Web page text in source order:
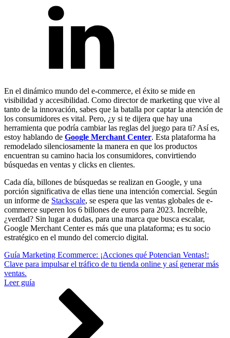
En el dinámico mundo del e-commerce, el éxito se mide en
visibilidad y accesibilidad. Como director de marketing que vive al
tanto de la innovación, sabes que la batalla por captar la atención de
los consumidores es vital. Pero, ¿y si te dijera que hay una
herramienta que podría cambiar las reglas del juego para ti? Así es,
estoy hablando de Google Merchant Center. Esta plataforma ha
remodelado silenciosamente la manera en que los productos
encuentran su camino hacia los consumidores, convirtiendo
búsquedas en ventas y clicks en clientes.
Cada día, billones de búsquedas se realizan en Google, y una
porción significativa de ellas tiene una intención comercial. Según
un informe de Stackscale, se espera que las ventas globales de e-
commerce superen los 6 billones de euros para 2023. Increíble,
¿verdad? Sin lugar a dudas, para una marca que busca escalar,
Google Merchant Center es más que una plataforma; es tu socio
estratégico en el mundo del comercio digital.
Guía Marketing Ecommerce: ¡Acciones qué Potencian Ventas!:
Clave para impulsar el tráfico de tu tienda online y así generar más
ventas.
Leer guía